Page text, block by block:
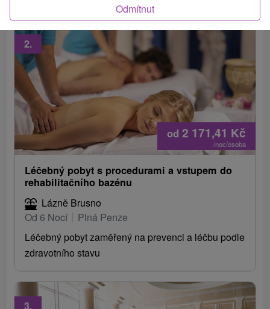
od 2 171,41 Kč
/noc/osoba
2.
Léčebný pobyt s procedurami a vstupem do
rehabilitačního bazénu
Lázně Brusno
Od 6 Nocí
Plná Penze
Léčebný pobyt zaměřený na prevenci a léčbu podle
zdravotního stavu
3.
Odmítnut